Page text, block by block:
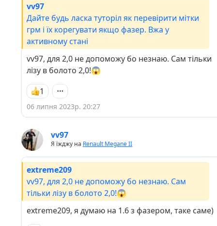
vv97
Дайте будь ласка туторіл як перевірити мітки
грм і їх корегувати якщо фазер. Вжа у
активному стані
vv97, для 2,0 не допоможу бо незнаю. Сам тільки
лізу в болото 2,0!😱
1
06 липня 2023р. 20:27
vv97
Я їжджу на Renault Megane II
extreme209
vv97, для 2,0 не допоможу бо незнаю. Сам
тільки лізу в болото 2,0!😱
extreme209, я думаю на 1.6 з фазером, таке саме)